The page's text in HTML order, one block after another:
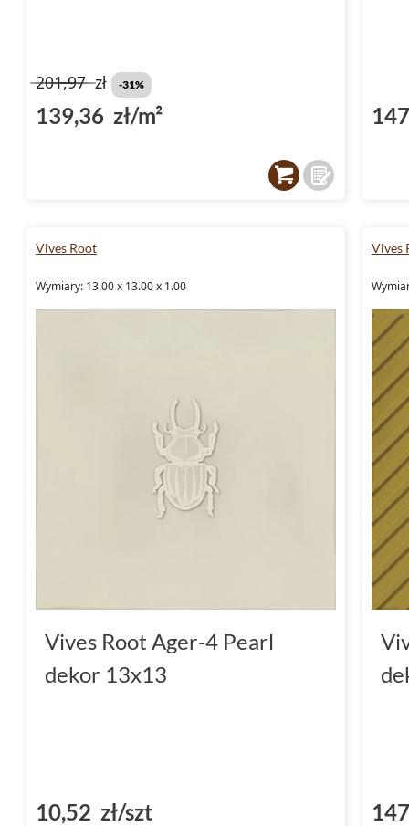
201,97zł -31%
139,36 zł/m²
Vives Root
Wymiary: 13.00 x 13.00 x 1.00
Vives Root Ager-4 Pearl
dekor 13x13
10,52 zł/szt
Vives